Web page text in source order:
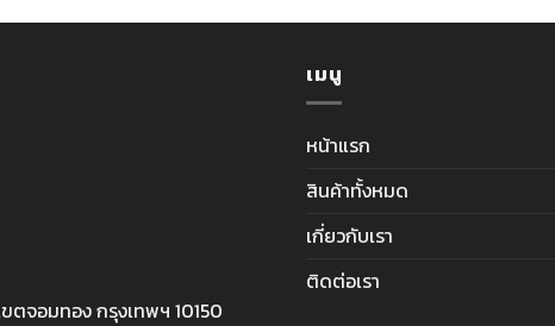
ตจอมทอง กรุงเทพฯ 10150
เมนู
หน้าแรก
สินค้าทั้งหมด
เกี่ยวกับเรา
ติดต่อเรา